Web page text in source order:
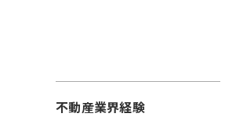
不動産業界経験